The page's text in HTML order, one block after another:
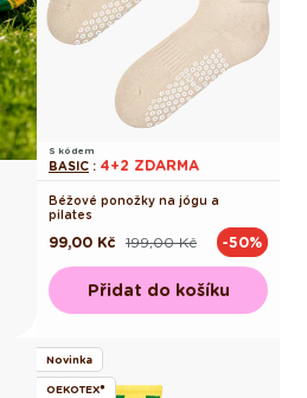
S kódem
BASIC : 4+2 ZDARMA
Béžové ponožky na jógu a
pilates
Běžná
199,00 Kč
Výprodejová
99,00 Kč -50%
Přidat do košíku
Novinka
OEKOTEX®